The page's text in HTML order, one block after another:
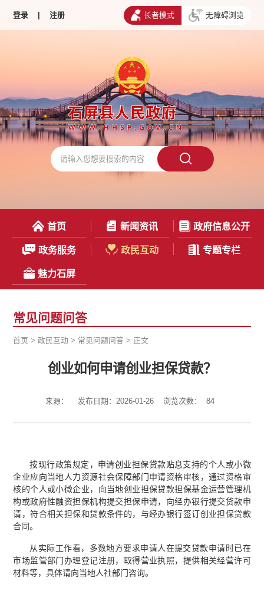
登录 | 注册 长者模式 无障碍浏览
首页 新闻资讯 政府信息公开
政务服务 政民互动 专题专栏
魅力石屏
常见问题问答
首页 >政民互动 > 常见问题问答 > 正文
创业如何申请创业担保贷款？
来源： 发布日期：2026-01-26 浏览次数： 84
按现行政策规定，申请创业担保贷款贴息支持的个人或小微
企业应向当地人力资源社会保障部门申请资格审核，通过资格审
核的个人或小微企业，向当地创业担保贷款担保基金运营管理机
构或政府性融资担保机构提交担保申请，向经办银行提交贷款申
请，符合相关担保和贷款条件的，与经办银行签订创业担保贷款
合同。
从实际工作看，多数地方要求申请人在提交贷款申请时已在
市场监管部门办理登记注册，取得营业执照，提供相关经营许可
材料等，具体请向当地人社部门咨询。